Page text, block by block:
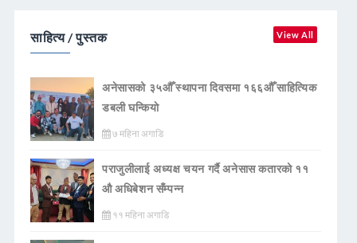
साहित्य / पुस्तक View All
अनेसासको ३५औँ स्थापना दिवसमा १६६औँ साहित्यिक
डबली घन्कियाे
७ महिना अगाडि
पराजुलीलाई अध्यक्ष चयन गर्दै अनेसास कतारको ११
औ अधिबेशन सँम्पन्न
११ महिना अगाडि